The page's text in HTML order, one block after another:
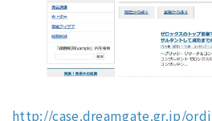
http://case.dreamgate.gr.jp/